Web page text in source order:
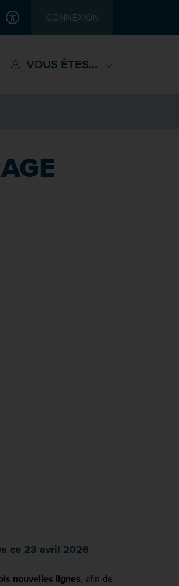
ACCESSIBILITÉCONNEXION
VOUS ÊTES...
ce 23 avril 2026
nouvelles lignes, afin de